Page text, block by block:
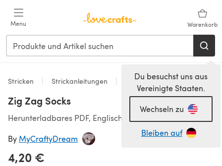
Menu Warenkorb
Du besuchst uns aus
Vereinigte Staaten.
Wechseln zu
Bleiben auf
Stricken Strickanleitungen Socken
Zig Zag Socks
Herunterladbares PDF, Englisch
By MyCraftyDream
4,20 €